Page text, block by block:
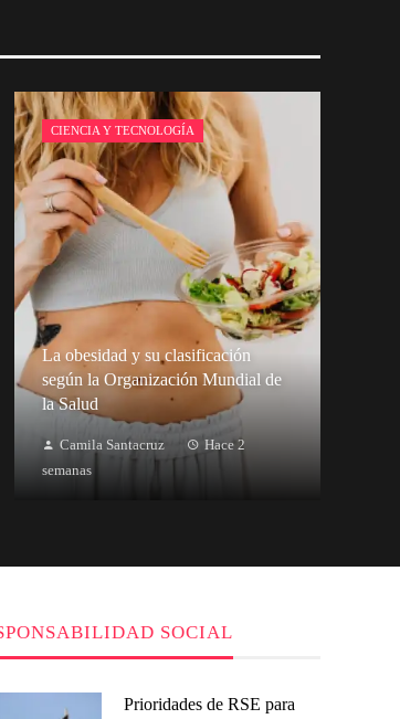
CIENCIA Y TECNOLOGÍA
La obesidad y su clasificación
según la Organización Mundial de
la Salud
Camila Santacruz
Hace 2
semanas
SOCIAL
Prioridades de RSE para